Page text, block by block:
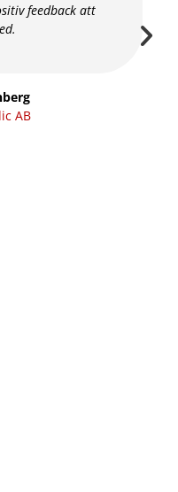
feedback att
AB